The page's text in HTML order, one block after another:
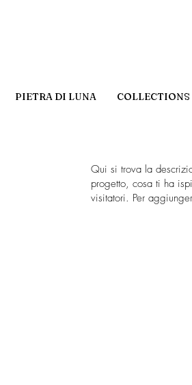
PIETRA DI LUNA COLLECTIONS
Qui si trova la
progetto, cosa ti ha
visitatori. Per